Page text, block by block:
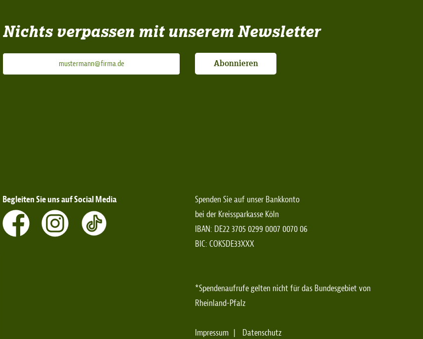
Nichts verpassen mit unserem Newsletter
Abonnieren
Begleiten Sie uns auf Social Media
Spenden Sie auf unser Bankkonto
bei der Kreissparkasse Köln
IBAN: DE22 3705 0299 0007 0070 06
BIC: COKSDE33XXX
*Spendenaufrufe gelten nicht für das Bundesgebiet von
Rheinland-Pfalz
Impressum Datenschutz